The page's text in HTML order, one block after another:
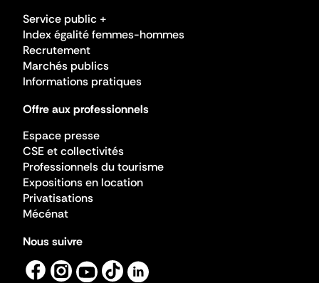
Service public +
Index égalité femmes-hommes
Recrutement
Marchés publics
Informations pratiques
Offre aux professionnels
Espace presse
CSE et collectivités
Professionnels du tourisme
Expositions en location
Privatisations
Mécénat
Nous suivre